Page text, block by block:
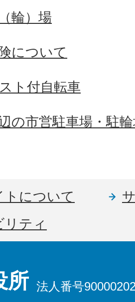
輪）場
について
ト付自転車
の市営駐車場・駐
トについて
ティ
所 法人番号